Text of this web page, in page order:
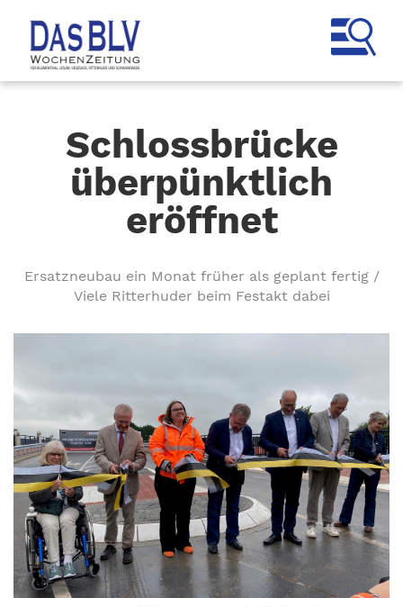
Schlossbrücke
überpünktlich
eröffnet
Ersatzneubau ein Monat früher als geplant fertig /
Viele Ritterhuder beim Festakt dabei